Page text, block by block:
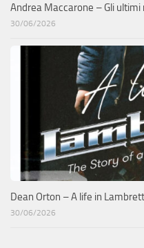
Andrea Maccarone – Gli ultimi
30/06/2026
Dean Orton – A life in
30/06/2026